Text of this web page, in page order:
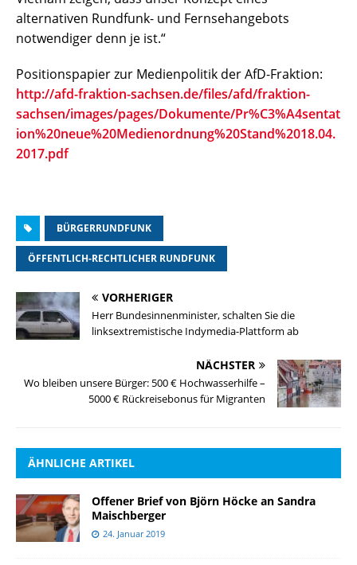
alternativen Rundfunk- und Fernsehangebots
notwendiger denn je ist.“
Positionspapier zur Medienpolitik der AfD-Fraktion:
http://afd-fraktion-sachsen.de/files/afd/fraktion-
sachsen/images/pages/Dokumente/Pr%C3%A4sentat
ion%20neue%20Medienordnung%20Stand%2018.04.
2017.pdf
BÜRGERRUNDFUNK
ÖFFENTLICH-RECHTLICHER RUNDFUNK
VORHERIGER
Herr Bundesinnenminister, schalten Sie die
linksextremistische Indymedia-Plattform ab
NÄCHSTER
Wo bleiben unsere Bürger: 500 € Hochwasserhilfe –
5000 € Rückreisebonus für Migranten
ÄHNLICHE ARTIKEL
Offener Brief von Björn Höcke an Sandra
Maischberger
24. Januar 2019